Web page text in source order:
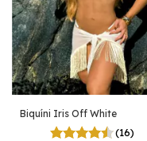
Biquíni Iris Off White
(16)